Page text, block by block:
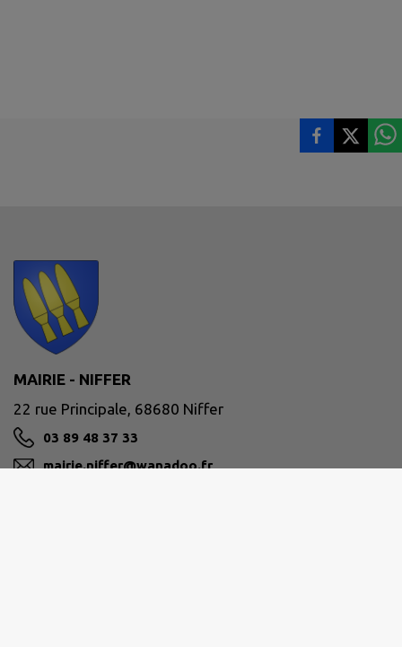
MAIRIE - NIFFER
22 rue Principale, 68680 Niffer
03 89 48 37 33
mairie.niffer@wanadoo.fr